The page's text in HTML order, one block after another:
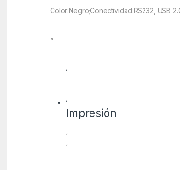
Color:Negro;Conectividad:RS232, USB
”
‘
‘
Impresión
‘
‘